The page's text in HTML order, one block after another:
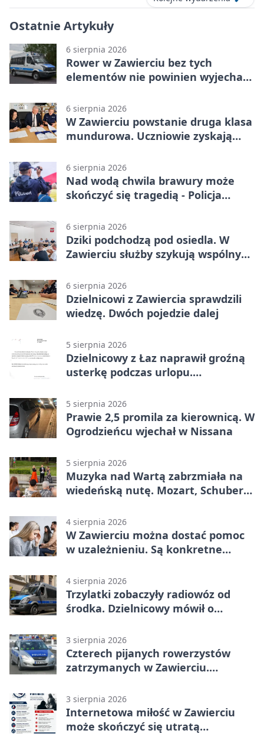
Ostatnie Artykuły
6 sierpnia 2026
Rower w Zawierciu bez tych
elementów nie powinien wyjechać
6 sierpnia 2026
W Zawierciu powstanie druga klasa
mundurowa. Uczniowie zyskają
6 sierpnia 2026
Nad wodą chwila brawury może
skończyć się tragedią - Policja
6 sierpnia 2026
Dziki podchodzą pod osiedla. W
Zawierciu służby szykują wspólny
6 sierpnia 2026
Dzielnicowi z Zawiercia sprawdzili
wiedzę. Dwóch pojedzie dalej
5 sierpnia 2026
Dzielnicowy z Łaz naprawił groźną
usterkę podczas urlopu.
5 sierpnia 2026
Prawie 2,5 promila za kierownicą. W
Ogrodzieńcu wjechał w Nissana
5 sierpnia 2026
Muzyka nad Wartą zabrzmiała na
wiedeńską nutę. Mozart, Schubert i
4 sierpnia 2026
W Zawierciu można dostać pomoc
w uzależnieniu. Są konkretne
4 sierpnia 2026
Trzylatki zobaczyły radiowóz od
środka. Dzielnicowy mówił o
3 sierpnia 2026
Czterech pijanych rowerzystów
zatrzymanych w Zawierciu.
3 sierpnia 2026
Internetowa miłość w Zawierciu
może skończyć się utratą